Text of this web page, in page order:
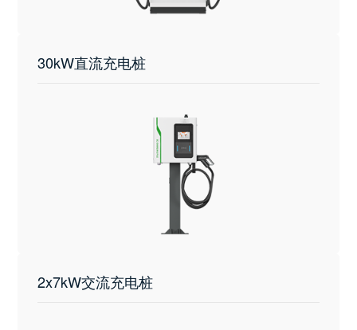
30kW直流充电桩
2x7kW交流充电桩